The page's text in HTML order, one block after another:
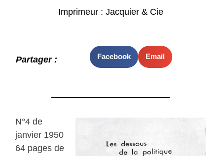
Imprimeur : Jacquier & Cie
Partager : Facebook Email
N°4 de
janvier 1950
64 pages de